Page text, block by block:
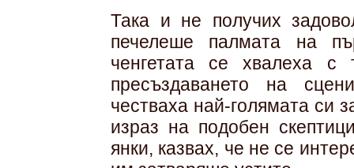
Така и не получих
печелеше палмата на
ченгетата се хвалеха
пресъздаването на
честваха най-голямата си
израз на подобен
янки, казвах, че не се